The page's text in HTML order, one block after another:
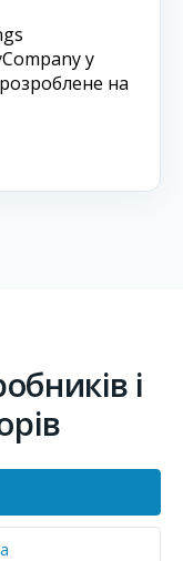
у
на
і